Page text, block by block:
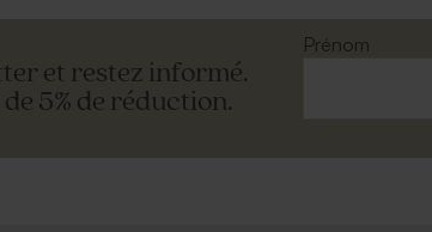
et restez informé.
5% de réduction.
Prénom